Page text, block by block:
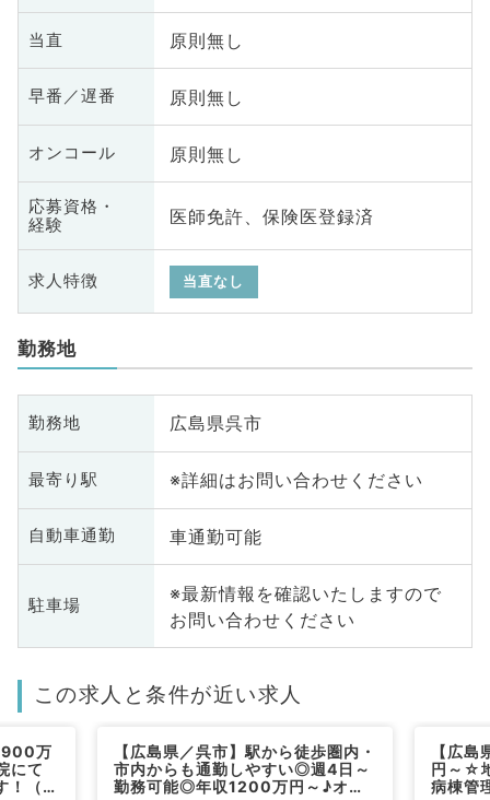
当直 原則無し
早番／遅番 原則無し
オンコール 原則無し
応募資格・
経験
医師免許、保険医登録済
求人特徴 当直なし
勤務地
勤務地 広島県呉市
最寄り駅 ※詳細はお問い合わせください
自動車通勤 車通勤可能
駐車場
※最新情報を確認いたしますので
お問い合わせください
この求人と条件が近い求人
万
にて
！（一
【広島県／呉市】駅から徒歩圏内・
市内からも通勤しやすい◎週4日～
勤務可能◎年収1200万円～♪オペ
【広
円～☆
病棟管